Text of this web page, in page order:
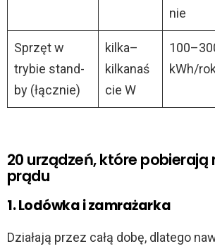
nie
Sprzęt w
trybie stand-
by (łącznie)
kilka–
kilkanaś
cie W
kWh/rok
20 urządzeń, które pobierają
prądu
1. Lodówka i zamrażarka
Działają przez całą dobę, dlatego